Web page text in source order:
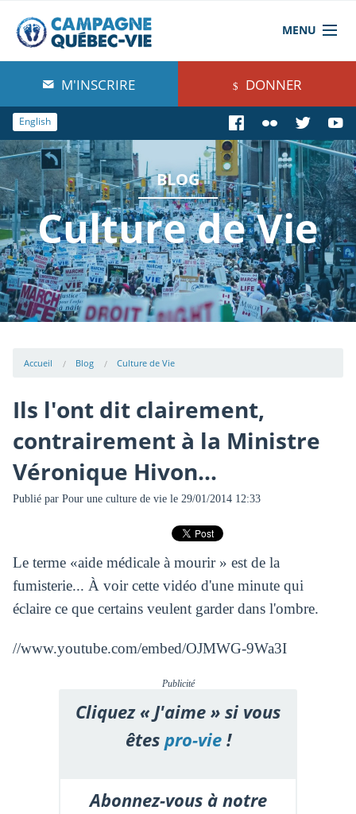
MENU
À propos de nous
Blog
Comprendre
Agir
Boutique
M'INSCRIRE DONNER
English
BLOG
Culture de Vie
Accueil Blog Culture de Vie
Ils l'ont dit clairement,
contrairement à la Ministre
Véronique Hivon...
Publié par Pour une culture de viele 29/01/2014 12:33
Le terme «aide médicale à mourir » est de la
fumisterie... À voir cette vidéo d'une minute qui
éclaire ce que certains veulent garder dans l'ombre.
//www.youtube.com/embed/OJMWG-9Wa3I
Publicité
Cliquez « J'aime » si vous
êtespro-vie!
Abonnez-vous à notre